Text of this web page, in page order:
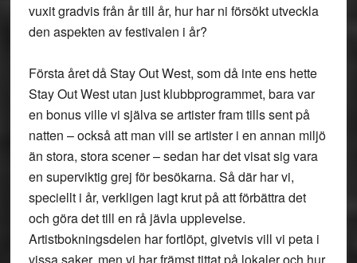
vuxit gradvis från år till år, hur har ni försökt utveckla
den aspekten av festivalen i år?
Första året då Stay Out West, som då inte ens hette
Stay Out West utan just klubbprogrammet, bara var
en bonus ville vi själva se artister fram tills sent på
natten – också att man vill se artister i en annan miljö
än stora, stora scener – sedan har det visat sig vara
en superviktig grej för besökarna. Så där har vi,
speciellt i år, verkligen lagt krut på att förbättra det
och göra det till en rå jävla upplevelse.
Artistbokningsdelen har fortlöpt, givetvis vill vi peta i